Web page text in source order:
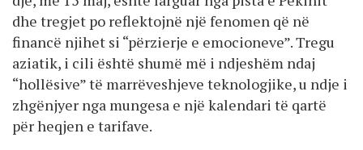
dhe tregjet po reflektojnë një fenomen që në
financë njihet si “përzierje e emocioneve”. Tregu
aziatik, i cili është shumë më i ndjeshëm ndaj
“hollësive” të marrëveshjeve teknologjike, u ndje i
zhgënjyer nga mungesa e një kalendari të qartë
për heqjen e tarifave.